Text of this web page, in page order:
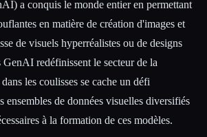
a conquis le monde entier en permettant
en matière de création d'images et
de visuels hyperréalistes ou de designs
redéfinissent le secteur de la
les coulisses se cache un défi
ensembles de données visuelles diversifiés
à la formation de ces modèles.